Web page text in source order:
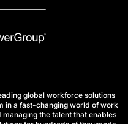
global workforce solutions
in a fast-changing world of work
the talent that enables